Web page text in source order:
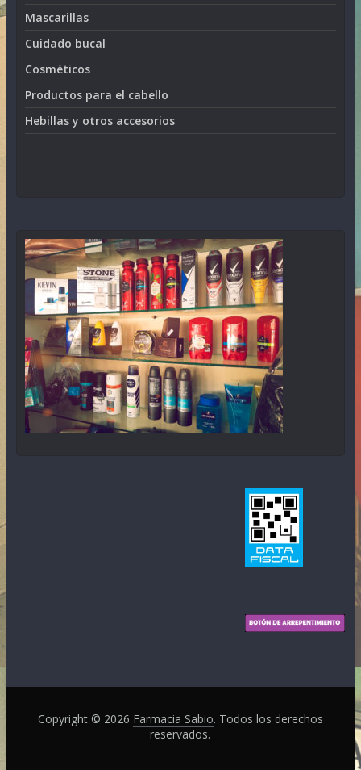
Mascarillas
Cuidado bucal
Cosméticos
Productos para el cabello
Hebillas y otros accesorios
Copyright © 2026 Farmacia Sabio. Todos los derechos
reservados.